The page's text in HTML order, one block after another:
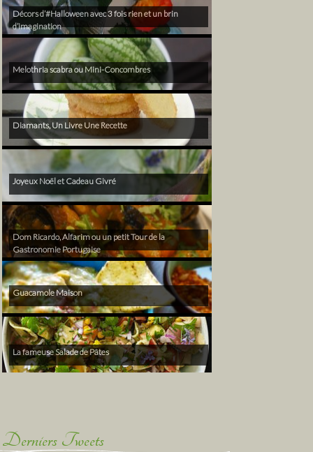
Décors d’#Halloween avec 3 fois rien et un brin
d’imagination
Melothria scabra ou Mini-Concombres
Diamants, Un Livre Une Recette
Joyeux Noël et Cadeau Givré
Dom Ricardo, Alfarim ou un petit Tour de la
Gastronomie Portugaise
Guacamole Maison
La fameuse Salade de Pâtes
Derniers Tweets